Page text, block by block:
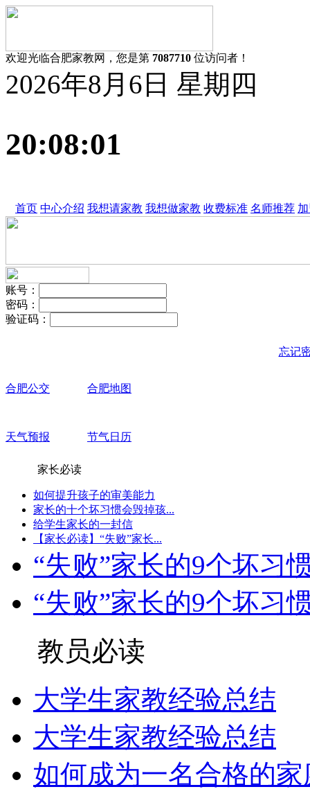
欢迎光临合肥家教网，您是第 7087710 位访问者！
2026年8月6日 星期四
20:08:02
首页 中心介绍 我想请家教 我想做家教 收费标准 名师推荐
账号 ：
密码 ：
验证码：
忘记
合肥公交 合肥地图
天气预报 节气日历
家长必读
如何提升孩子的审美能力
家长的十个坏习惯会毁掉孩...
给学生家长的一封信
【家长必读】“失败”家长...
“失败”家长的9个坏习
“失败”家长的9个坏习
教员必读
大学生家教经验总结
大学生家教经验总结
如何成为一名合格的家